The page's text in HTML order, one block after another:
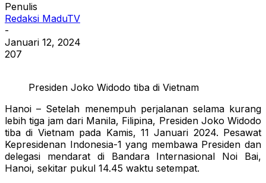
Penulis
Redaksi MaduTV
-
Januari 12, 2024
207
Presiden Joko Widodo tiba di Vietnam
Hanoi – Setelah menempuh perjalanan selama kurang
lebih tiga jam dari Manila, Filipina, Presiden Joko Widodo
tiba di Vietnam pada Kamis, 11 Januari 2024. Pesawat
Kepresidenan Indonesia-1 yang membawa Presiden dan
delegasi mendarat di Bandara Internasional Noi Bai,
Hanoi, sekitar pukul 14.45 waktu setempat.